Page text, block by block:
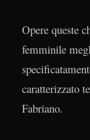
Opere queste
femminile
caratterizzato
Fabriano.